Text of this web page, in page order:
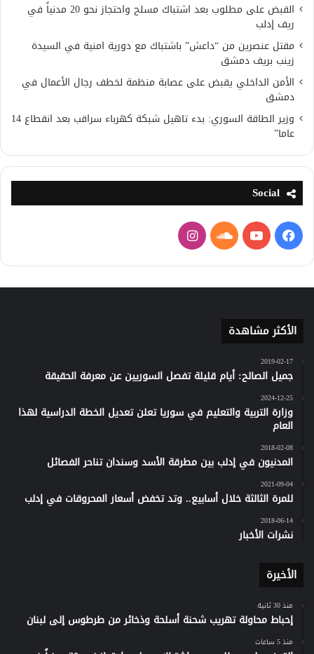
القبض على مطلوب بعد اشتباك مسلح واحتجاز نحو 20 مدنياً في
ريف إدلب
مقتل عنصرين من “داعش” باشتباك مع دورية امنية في السيدة
زينب بريف دمشق
الأمن الداخلي يقبض على عصابة منظمة لخطف رجال الأعمال في
دمشق
وزير الطاقة السوري: بدء تاهيل شبكة كهرباء سراقب بعد انقطاع 14
عاما”
Social
فيسبوكيوتيوبساوند
كلاود
انستقرام
الأكثر مشاهدة
2019-02-17
جميل الصالح: أيام قليلة تفصل السوريين عن معرفة الحقيقة
2024-12-25
وزارة التربية والتعليم في سوريا تعلن تعديل الخطة الدراسية لهذا
العام
2018-02-08
المدنيون في إدلب بين مطرقة الأسد وسندان تناحر الفصائل
2021-09-04
للمرة الثالثة خلال أسابيع.. وتد تخفض أسعار المحروقات في إدلب
2018-06-14
نشرات الأخبار
الأخيرة
منذ 30 ثانية
إحباط محاولة تهريب شحنة أسلحة وذخائر من طرطوس إلى لبنان
منذ 5 ساعات